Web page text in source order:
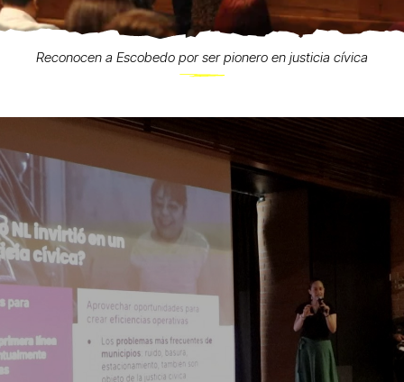
Reconocen a Escobedo por ser pionero en justicia cívica